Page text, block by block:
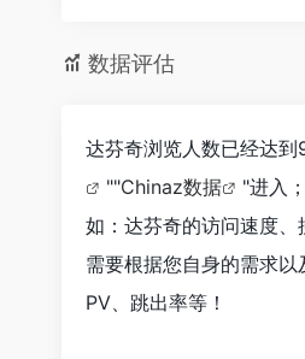
数据评估
达芬奇浏览人数已经达
""Chinaz数据
"进入
如：达芬奇的访问速度
需要根据您自身的需求以
PV、跳出率等！